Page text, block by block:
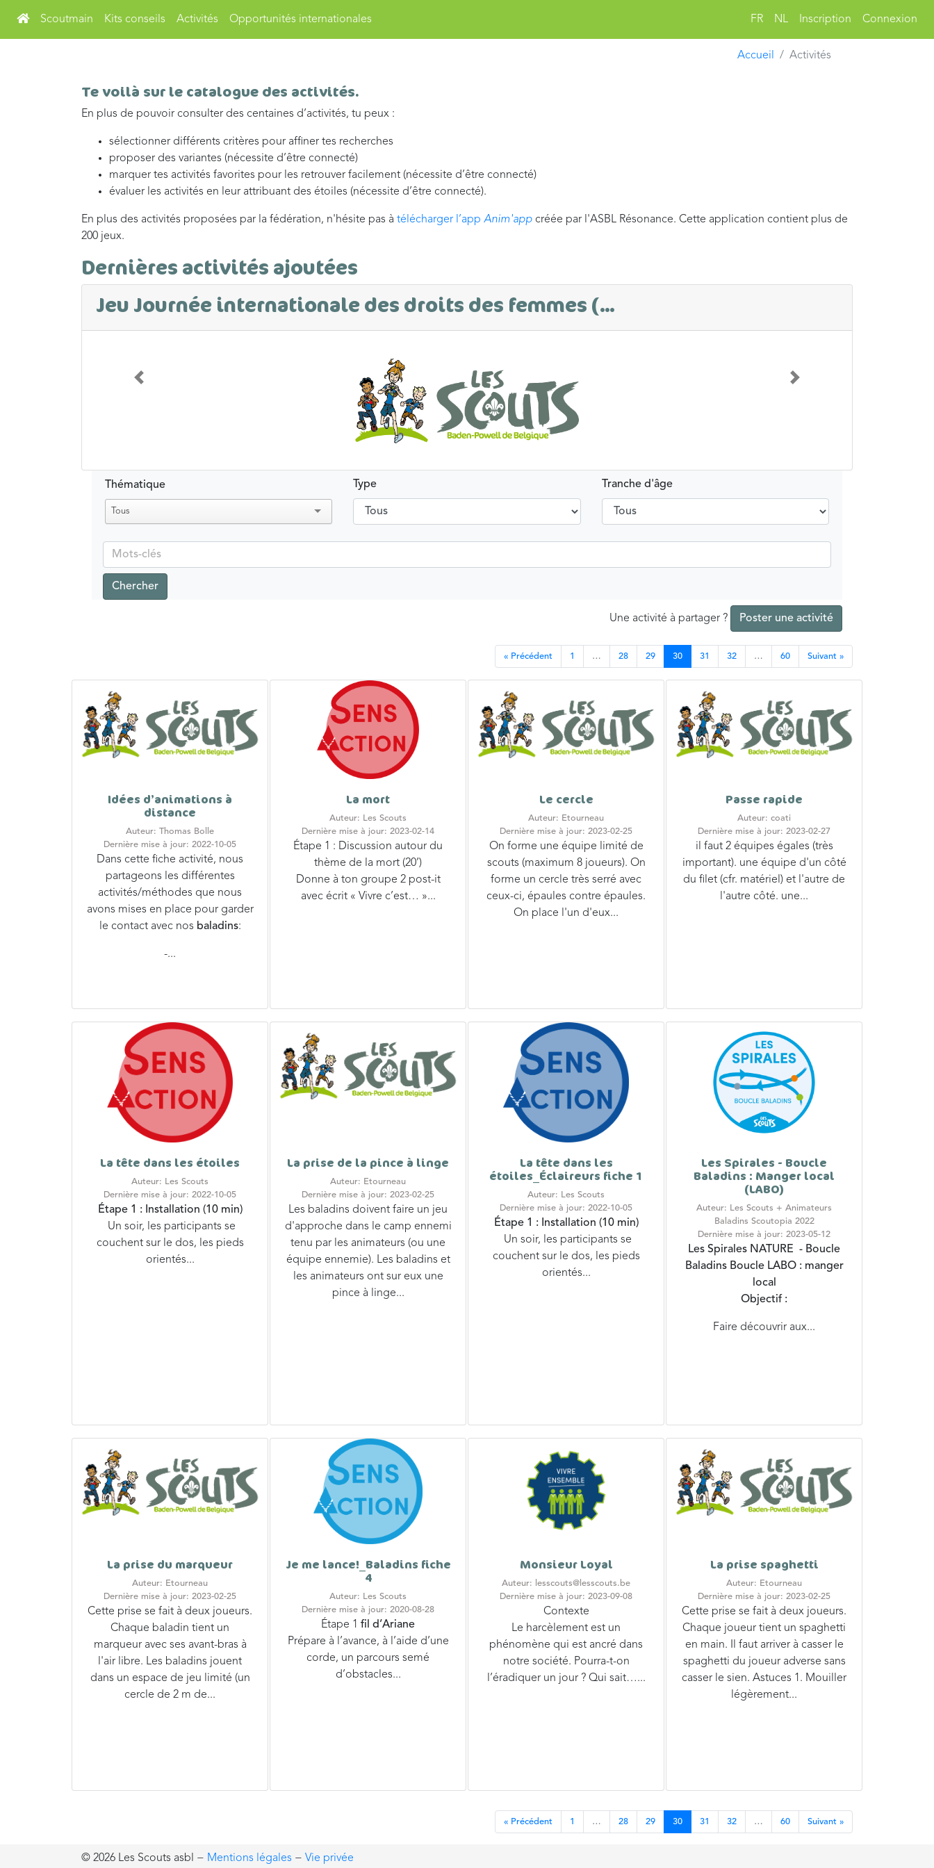
Scoutmain Kits conseils Activités Opportunités internationales FR NL Inscription Connexion
Accueil Activités
Te voilà sur le catalogue des activités.
En plus de pouvoir consulter des centaines d’activités, tu peux :
sélectionner différents critères pour affiner tes recherches
proposer des variantes (nécessite d’être connecté)
marquer tes activités favorites pour les retrouver facilement (nécessite d’être connecté)
évaluer les activités en leur attribuant des étoiles (nécessite d’être connecté).
En plus des activités proposées par la fédération, n'hésite pas à télécharger l’app Anim'app créée par l'ASBL Résonance. Cette application contient plus de
200 jeux.
Dernières activités ajoutées
Jeu Journée internationale des droits des femmes (...
Précédent Suivant
Tranche d'âge
Type
Thématique
Tous
Chercher
Une activité à partager ? Poster une activité
« Précédent 1 … 28 29 30 31 32 … 60 Suivant »
Idées d’animations à
distance
Auteur: Thomas Bolle
Dernière mise à jour: 2022-10-05
Dans cette fiche activité, nous
partageons les différentes
activités/méthodes que nous
avons mises en place pour garder
le contact avec nos baladins:
-...
La mort
Auteur: Les Scouts
Dernière mise à jour: 2023-02-14
Étape 1 : Discussion autour du
thème de la mort (20’)
Donne à ton groupe 2 post-it
avec écrit « Vivre c’est… »...
Le cercle
Auteur: Etourneau
Dernière mise à jour: 2023-02-25
On forme une équipe limité de
scouts (maximum 8 joueurs). On
forme un cercle très serré avec
ceux-ci, épaules contre épaules.
On place l'un d'eux...
Passe rapide
Auteur: coati
Dernière mise à jour: 2023-02-27
il faut 2 équipes égales (très
important). une équipe d'un côté
du filet (cfr. matériel) et l'autre de
l'autre côté. une...
La tête dans les étoiles
Auteur: Les Scouts
Dernière mise à jour: 2022-10-05
Étape 1 :Installation (10 min)
Un soir, les participants se
couchent sur le dos, les pieds
orientés...
La prise de la pince à linge
Auteur: Etourneau
Dernière mise à jour: 2023-02-25
Les baladins doivent faire un jeu
d'approche dans le camp ennemi
tenu par les animateurs (ou une
équipe ennemie). Les baladins et
les animateurs ont sur eux une
pince à linge...
La tête dans les
étoiles_Éclaireurs fiche 1
Auteur: Les Scouts
Dernière mise à jour: 2022-10-05
Étape 1 : Installation (10 min)
Un soir, les participants se
couchent sur le dos, les pieds
orientés...
Les Spirales - Boucle
Baladins : Manger local
(LABO)
Auteur: Les Scouts + Animateurs
Baladins Scoutopia 2022
Dernière mise à jour: 2023-05-12
Les Spirales NATURE - Boucle
Baladins Boucle LABO : manger
local
Objectif :
Faire découvrir aux...
La prise du marqueur
Auteur: Etourneau
Dernière mise à jour: 2023-02-25
Cette prise se fait à deux joueurs.
Chaque baladin tient un
marqueur avec ses avant-bras à
l'air libre. Les baladins jouent
dans un espace de jeu limité (un
cercle de 2 m de...
Je me lance!_Baladins fiche
4
Auteur: Les Scouts
Dernière mise à jour: 2020-08-28
Étape 1 fil d’Ariane
Prépare à l’avance, à l’aide d’une
corde, un parcours semé
d’obstacles...
Monsieur Loyal
Auteur: lesscouts@lesscouts.be
Dernière mise à jour: 2023-09-08
Contexte
Le harcèlement est un
phénomène qui est ancré dans
notre société. Pourra-t-on
l’éradiquer un jour ? Qui sait…...
La prise spaghetti
Auteur: Etourneau
Dernière mise à jour: 2023-02-25
Cette prise se fait à deux joueurs.
Chaque joueur tient un spaghetti
en main. Il faut arriver à casser le
spaghetti du joueur adverse sans
casser le sien. Astuces 1. Mouiller
légèrement...
« Précédent 1 … 28 29 30 31 32 … 60 Suivant »
© 2026 Les Scouts asbl − Mentions légales − Vie privée